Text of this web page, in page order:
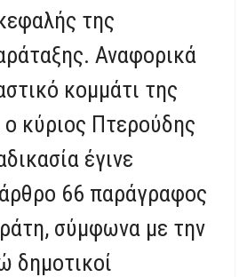
της
Αναφορικά
κομμάτι της
κύριος Πτερούδης
έγινε
66 παράγραφος
σύμφωνα με την
δημοτικοί